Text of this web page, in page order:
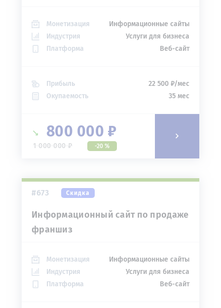
Монетизация
Информационные сайты
Индустрия
Услуги для бизнеса
Платформа
Веб-сайт
Прибыль
22 500 ₽/мес
Окупаемость
35 мес
800 000 ₽
1 000 000 ₽ -20 %
#673 Скидка
Информационный сайт по продаже
франшиз
Монетизация
Информационные сайты
Индустрия
Услуги для бизнеса
Платформа
Веб-сайт